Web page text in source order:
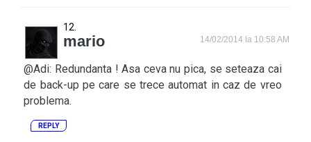
mario 14/02/2014 la 10:58 AM
@Adi: Redundanta ! Asa ceva nu pica, se seteaza cai
de back-up pe care se trece automat in caz de vreo
problema.
REPLY